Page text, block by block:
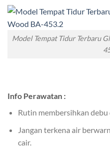
Model Tempat Tidur Terbaru
Info Perawatan :
Rutin membersihkan
Jangan terkena air
cair.